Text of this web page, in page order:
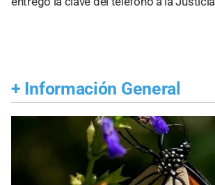
+ Información General